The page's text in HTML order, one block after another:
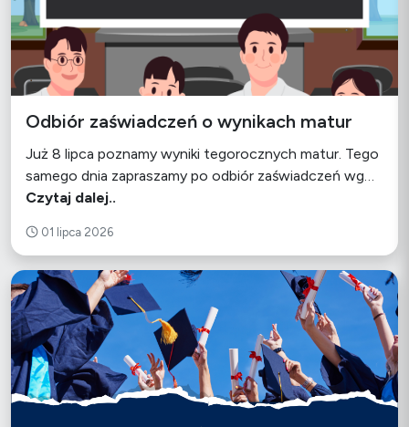
Odbiór zaświadczeń o wynikach matur
Już 8 lipca poznamy wyniki tegorocznych matur. Tego
samego dnia zapraszamy po odbiór zaświadczeń wg…
Czytaj dalej..
01 lipca 2026